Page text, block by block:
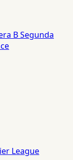
BSegunda
League